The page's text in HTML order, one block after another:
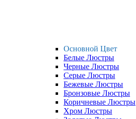
Основной Цвет
Белые Люстры
Черные Люстры
Серые Люстры
Бежевые Люстры
Бронзовые Люстры
Коричневые Люстры
Хром Люстры